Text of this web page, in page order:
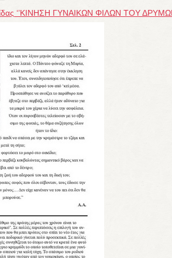
‘’ΚΙΝΗΣΗ ΓΥΝΑΙΚΩΝ ΦΙΛΩΝ ΤΟΥ